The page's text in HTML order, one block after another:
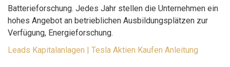
Batterieforschung. Jedes Jahr stellen die Unternehmen ein
hohes Angebot an betrieblichen Ausbildungsplätzen zur
Verfügung, Energieforschung.
Leads Kapitalanlagen | Tesla Aktien Kaufen Anleitung